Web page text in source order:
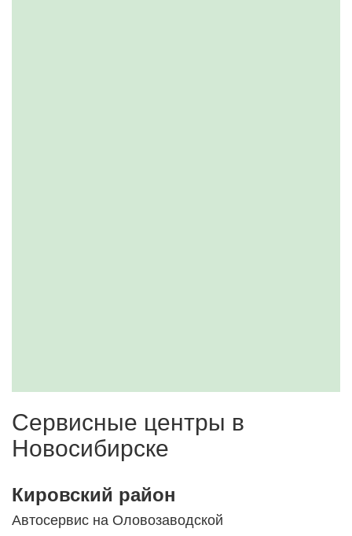
Сервисные центры в
Новосибирске
Кировский район
Автосервис на Оловозаводской